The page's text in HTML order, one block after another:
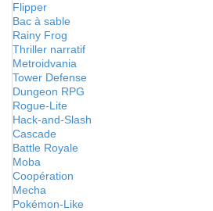
Flipper
Bac à sable
Rainy Frog
Thriller narratif
Metroidvania
Tower Defense
Dungeon RPG
Rogue-Lite
Hack-and-Slash
Cascade
Battle Royale
Moba
Coopération
Mecha
Pokémon-Like